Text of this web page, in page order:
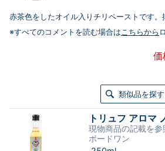
赤茶色をしたオイル入りチリペーストです。
※すべてのコメントを読む場合はこちらから
価
類似品を探す
トリュフ アロマ
現物商品の記載を参
ボードワン